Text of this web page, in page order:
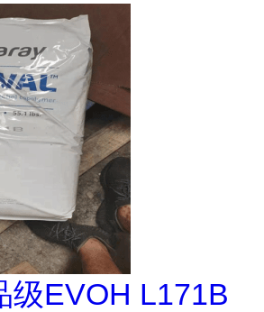
级EVOH L171B